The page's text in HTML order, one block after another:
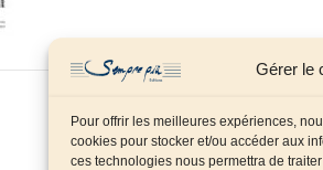
Gérer le
Pour offrir les meilleures expériences,
cookies pour stocker et/ou accéder aux
ces technologies nous permettra de